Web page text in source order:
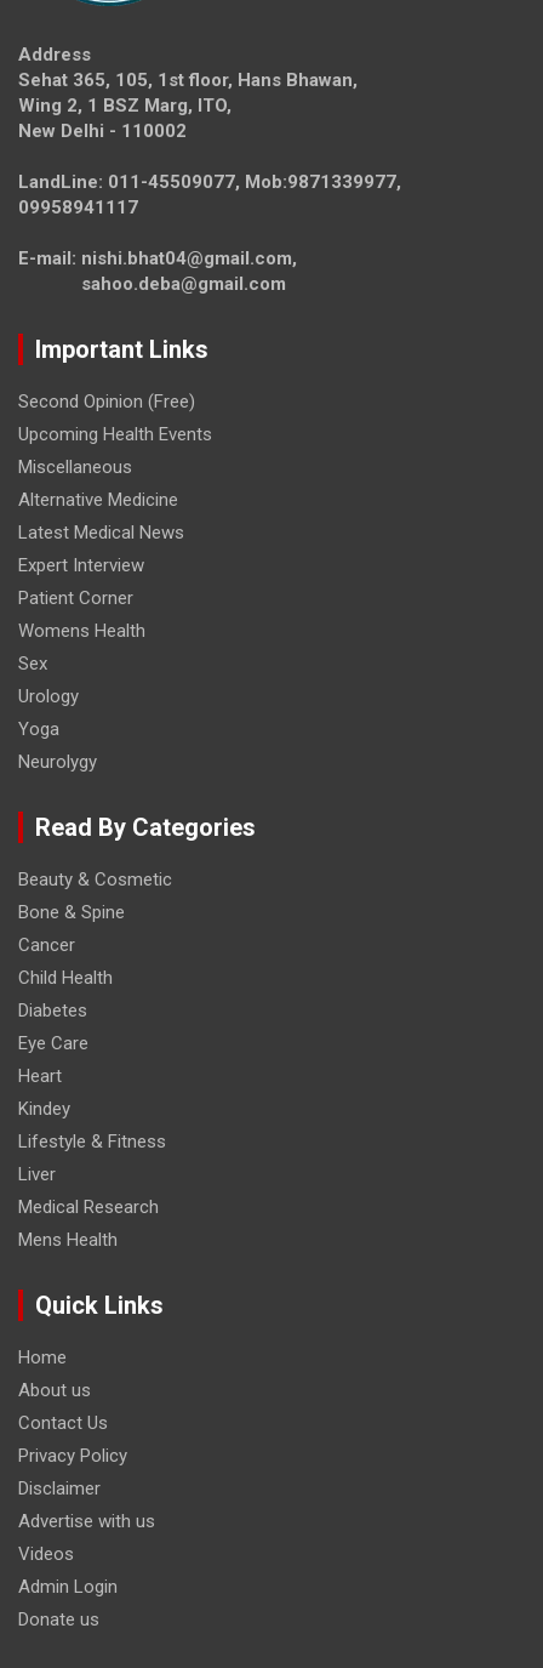
Address
Sehat 365, 105, 1st floor, Hans Bhawan,
Wing 2, 1 BSZ Marg, ITO,
New Delhi - 110002
LandLine: 011-45509077, Mob:9871339977,
09958941117
E-mail: nishi.bhat04@gmail.com,
sahoo.deba@gmail.com
Important Links
Second Opinion (Free)
Upcoming Health Events
Miscellaneous
Alternative Medicine
Latest Medical News
Expert Interview
Patient Corner
Womens Health
Sex
Urology
Yoga
Neurolygy
Read By Categories
Beauty & Cosmetic
Bone & Spine
Cancer
Child Health
Diabetes
Eye Care
Heart
Kindey
Lifestyle & Fitness
Liver
Medical Research
Mens Health
Quick Links
Home
About us
Contact Us
Privacy Policy
Disclaimer
Advertise with us
Videos
Admin Login
Donate us